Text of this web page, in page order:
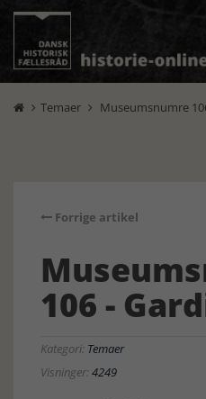
 Temaer  Museumsnumre
Forrige artikel
106 -
Kategori: Temaer
Visninger:4249